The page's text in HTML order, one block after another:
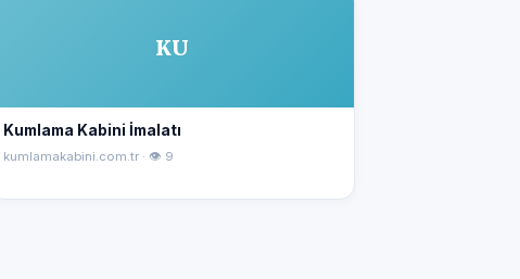
KU
Kumlama Kabini İmalatı
kumlamakabini.com.tr · 👁 9